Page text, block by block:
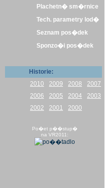
Plachetn� sm�rnice
Tech. parametry lod�
Seznam pos�dek
Sponzo�i pos�dek
Historie:
2010
2009 2008
2007
2006
2005 2004
2003
2002
2001 2000
Po�et p��stup�
na VR2011: